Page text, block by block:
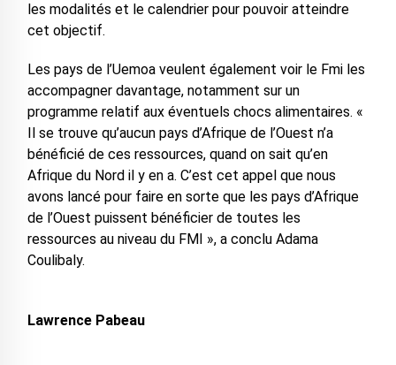
les modalités et le calendrier pour pouvoir atteindre
cet objectif.
Les pays de l’Uemoa veulent également voir le Fmi les
accompagner davantage, notamment sur un
programme relatif aux éventuels chocs alimentaires. «
Il se trouve qu’aucun pays d’Afrique de l’Ouest n’a
bénéficié de ces ressources, quand on sait qu’en
Afrique du Nord il y en a. C’est cet appel que nous
avons lancé pour faire en sorte que les pays d’Afrique
de l’Ouest puissent bénéficier de toutes les
ressources au niveau du FMI », a conclu Adama
Coulibaly.
Lawrence Pabeau